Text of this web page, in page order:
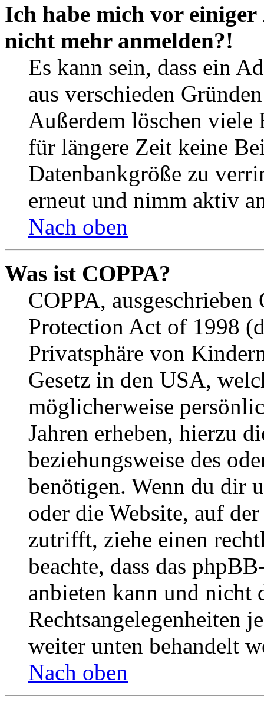
Ich habe mich vor
nicht mehr anmelden?!
Es kann sein, dass ein
aus verschieden
Außerdem löschen viele
für längere Zeit keine
Datenbankgröße zu
erneut und nimm aktiv
Nach oben
Was ist COPPA?
COPPA,
Protection Act of 1998
Privatsphäre von
Gesetz in den USA,
möglicherweise
Jahren erheben, hierzu
beziehungsweise des
benötigen. Wenn du dir
oder die Website, auf
zutrifft, ziehe einen
beachte, dass das
anbieten kann und nicht
Rechtsangelegenheiten
weiter unten behandelt
Nach oben